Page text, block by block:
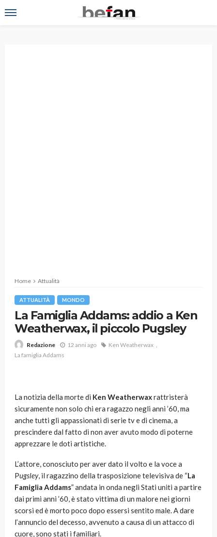
Home Attualità
ATTUALITÀ MONDO
La Famiglia Addams: addio a Ken
Weatherwax, il piccolo Pugsley
Redazione 12 anni ago
Ken Weatherwax
La famiglia Addams
La notizia della morte di Ken Weatherwaxrattristerà
sicuramente non solo chi era ragazzo negli anni ’60, ma
anche tutti gli appassionati di serie tv e di cinema, a
prescindere dal fatto di non aver avuto modo di poterne
apprezzare le doti artistiche.
L’attore, conosciuto per aver dato il volto e la voce a
Pugsley, il ragazzino della trasposizione televisiva de “La
Famiglia Addams” andata in onda negli Stati uniti a partire
dai primi anni ’60, è stato vittima di un malore nei giorni
scorsi ed è morto poco dopo essersi sentito male. A dare
l’annuncio del decesso, avvenuto a causa di un attacco di
cuore, sono stati i familiari.